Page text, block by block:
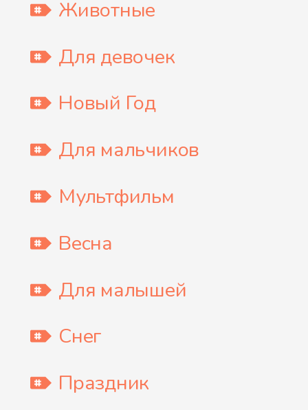
Животные
Для девочек
Новый Год
Для мальчиков
Мультфильм
Весна
Для малышей
Снег
Праздник